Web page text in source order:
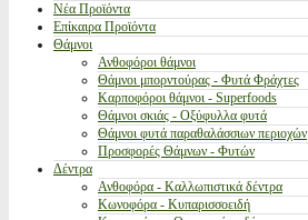
Νέα Προϊόντα
Επίκαιρα Προϊόντα
Θάμνοι
Ανθοφόροι θάμνοι
Θάμνοι μπορντούρας - Φυτά Φράχτες
Καρποφόροι θάμνοι - Superfoods
Θάμνοι σκιάς - Οξύφυλλα φυτά
Θάμνοι φυτά παραθαλάσσιων περιοχών
Προσφορές Θάμνων - Φυτών
Δέντρα
Ανθοφόρα - Καλλωπιστικά δέντρα
Κωνοφόρα - Κυπαρισσοειδή